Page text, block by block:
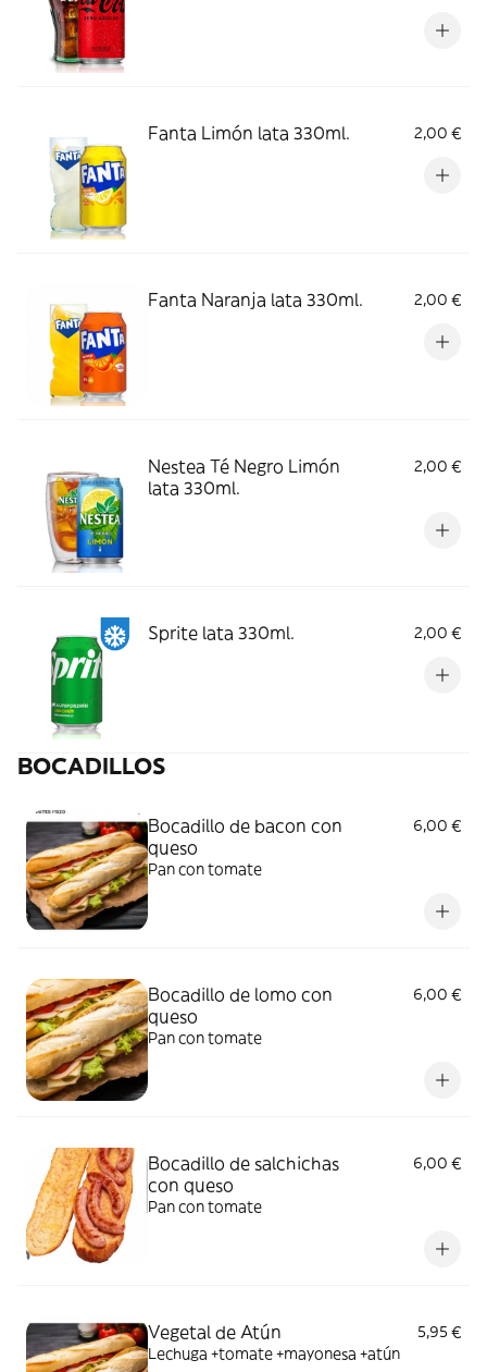
Fanta Limón lata 330ml. 2,00 €
Fanta Naranja lata 330ml. 2,00 €
Nestea Té Negro Limón
lata 330ml.
2,00 €
Sprite lata 330ml. 2,00 €
BOCADILLOS
Bocadillo de bacon con
queso
6,00 €
Pan con tomate
Bocadillo de lomo con
queso
6,00 €
Pan con tomate
Bocadillo de salchichas
con queso
6,00 €
Pan con tomate
Vegetal de Atún
5,95 €
Lechuga +tomate +mayonesa +atún